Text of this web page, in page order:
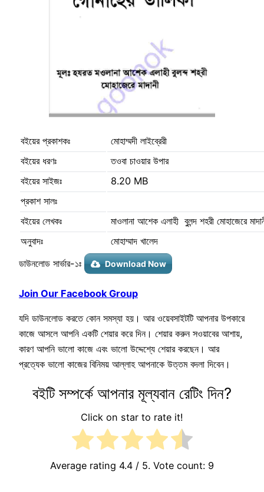
বইয়ের প্রকাশকঃ
মোহাম্মদী লাইব্রেরী
বইয়ের ধরণঃ
তওবা চাওয়ার উপার
বইয়ের সাইজঃ
8.20 MB
প্রকাশ সালঃ
বইয়ের লেখকঃ
মাওলানা আশেক এলাহী বুলন্দ শহরী মোহাজেরে
অনুবাদঃ
মোহাম্মাদ খালেদ
ডাউনলোড সার্ভার-১ঃ
Download Now
Join Our Facebook Group
যদি ডাউনলোড করতে কোন সমস্যা হয়। আর ওয়েবসাইটটি আপনার উপকারে
কাজে আসলে আপনি একটি শেয়ার করে দিন। শেয়ার করুন সওয়াবের আশায়,
কারণ আপনি ভালো কাজে এবং ভালো উদ্দেশ্যে শেয়ার করছেন। আর
প্রত্যেক ভালো কাজের বিনিময় আল্লাহ আপনাকে উত্তম বদলা দিবেন।
বইটি সম্পর্কে আপনার মূল্যবান রেটিং দিন?
Click on star to rate it!
Average rating 4.4 / 5. Vote count: 9